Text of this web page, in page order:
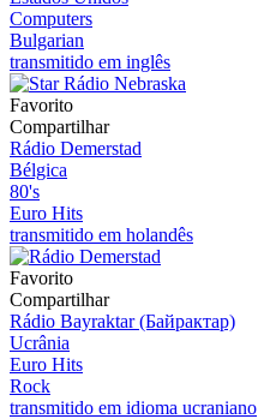
Computers
Bulgarian
transmitido em inglês
Favorito
Compartilhar
Rádio Demerstad
Bélgica
80's
Euro Hits
transmitido em holandês
Favorito
Compartilhar
Rádio Bayraktar (Байрактар)
Ucrânia
Euro Hits
Rock
transmitido em idioma ucraniano